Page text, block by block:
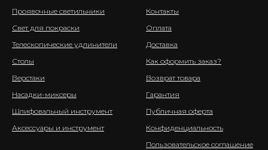
Проявочные светильники
Свет для покраски
Телескопические удлинители
Столы
Верстаки
Насадки-миксеры
Шлифовальный инструмент
Аксессуары и инструмент
Контакты
Оплата
Доставка
Как оформить заказ?
Возврат товара
Гарантия
Публичная оферта
Конфиденциальность
Пользовательское соглашение